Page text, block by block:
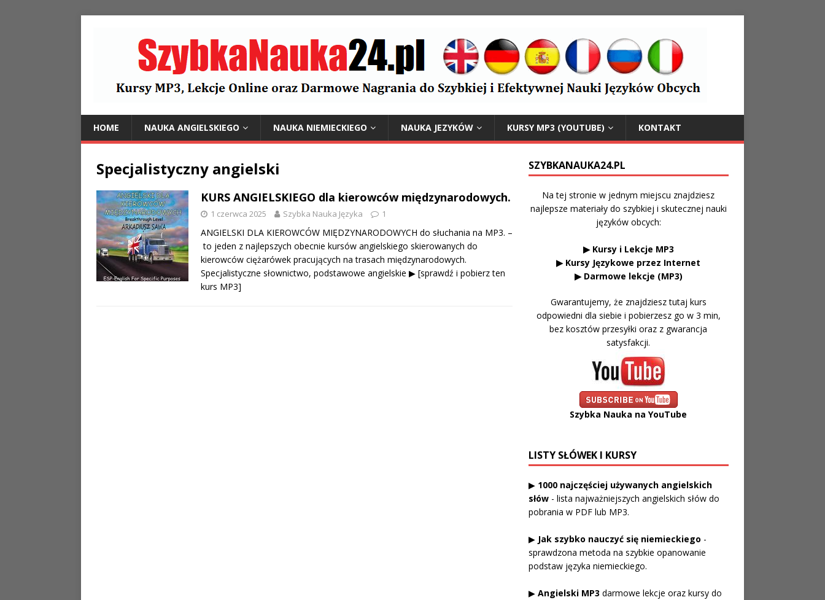
HOME NAUKA ANGIELSKIEGO NAUKA NIEMIECKIEGO NAUKA JEZYKÓW KURSY MP3 (YOUTUBE) KONTAKT
Specjalistyczny angielski
KURS ANGIELSKIEGO dla kierowców międzynarodowych.
1 czerwca 2025 Szybka Nauka Języka 1
ANGIELSKI DLA KIEROWCÓW MIĘDZYNARODOWYCH do słuchania na MP3. –
to jeden z najlepszych obecnie kursów angielskiego skierowanych do
kierowców ciężarówek pracujących na trasach międzynarodowych.
Specjalistyczne słownictwo, podstawowe angielskie ▶ [sprawdź i pobierz ten
kurs MP3]
SZYBKANAUKA24.PL
Na tej stronie w jednym miejscu znajdziesz
najlepsze materiały do szybkiej i skutecznej nauki
języków obcych:
▶ Kursy i Lekcje MP3
▶ Kursy Językowe przez Internet
▶ Darmowe lekcje (MP3)
Gwarantujemy, że znajdziesz tutaj kurs
odpowiedni dla siebie i pobierzesz go w 3 min,
bez kosztów przesyłki oraz z gwarancja
satysfakcji.
Szybka Nauka na YouTube
LISTY SŁÓWEK I KURSY
▶ 1000 najczęściej używanych angielskich
słów- lista najważniejszych angielskich słów do
pobrania w PDF lub MP3.
▶ Jak szybko nauczyć się niemieckiego -
sprawdzona metoda na szybkie opanowanie
podstaw języka niemieckiego.
▶ Angielski MP3 darmowe lekcje oraz kursy do